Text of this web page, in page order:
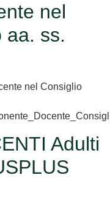
nel
aa. ss.
nel Consiglio
Adulti